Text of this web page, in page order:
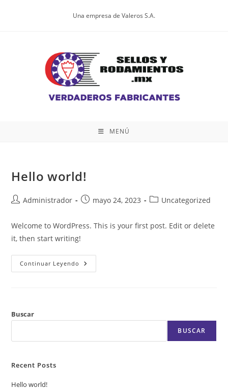
Una empresa de Valeros S.A.
MENÚ
Hello world!
Administrador mayo 24, 2023 Uncategorized
Welcome to WordPress. This is your first post. Edit or delete
it, then start writing!
Continuar Leyendo
Buscar
BUSCAR
Recent Posts
Hello world!